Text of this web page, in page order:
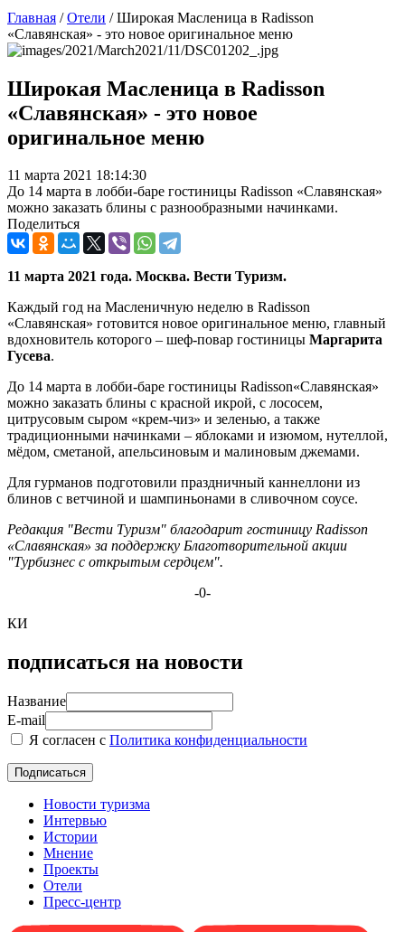
Главная /Отели /Широкая Масленица в Radisson
«Славянская» - это новое оригинальное меню
Широкая Масленица в Radisson
«Славянская» - это новое
оригинальное меню
11 марта 2021 18:14:30
До 14 марта в лобби-баре гостиницы Radisson «Славянская»
можно заказать блины с разнообразными начинками.
Поделиться
11 марта 2021 года. Москва. Вести Туризм.
Каждый год на Масленичную неделю в Radisson
«Славянская» готовится новое оригинальное меню, главный
вдохновитель которого – шеф-повар гостиницы Маргарита
Гусева.
До 14 марта в лобби-баре гостиницы Radisson«Славянская»
можно заказать блины с красной икрой, с лососем,
цитрусовым сыром «крем-чиз» и зеленью, а также
традиционными начинками – яблоками и изюмом, нутеллой,
мёдом, сметаной, апельсиновым и малиновым джемами.
Для гурманов подготовили праздничный каннеллони из
блинов с ветчиной и шампиньонами в сливочном соусе.
Редакция "Вести Туризм" благодарит гостиницу Radisson
«Славянская» за поддержку Благотворительной акции
"Турбизнес с открытым сердцем".
-0-
КИ
подписаться на новости
Название
E-mail
Я согласен с Политика конфиденциальности
Новости туризма
Интервью
Истории
Мнение
Проекты
Отели
Пресс-центр